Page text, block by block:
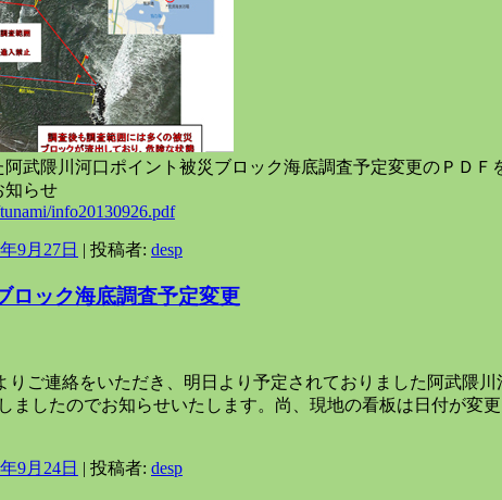
武隈川河口ポイント被災ブロック海底調査予定変更のＰＤＦ
知らせ
info20130926.pdf
9月27日 | 投稿者: desp
ロック海底調査予定変更
ご連絡をいただき、明日より予定されておりました阿武隈
ましたのでお知らせいたします。尚、現地の看板は日付が
9月24日 | 投稿者: desp